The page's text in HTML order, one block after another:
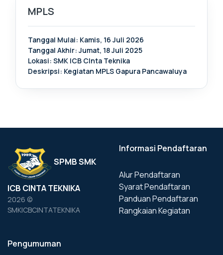
MPLS
Tanggal Mulai: Kamis, 16 Juli 2026
Tanggal Akhir: Jumat, 18 Juli 2025
Lokasi: SMK ICB CInta Teknika
Deskripsi: Kegiatan MPLS Gapura Pancawaluya
SPMB SMK
ICB CINTA TEKNIKA
2026 ©
SMKICBCINTATEKNIKA
Informasi Pendaftaran
Alur Pendaftaran
Syarat Pendaftaran
Panduan Pendaftaran
Rangkaian Kegiatan
Pengumuman